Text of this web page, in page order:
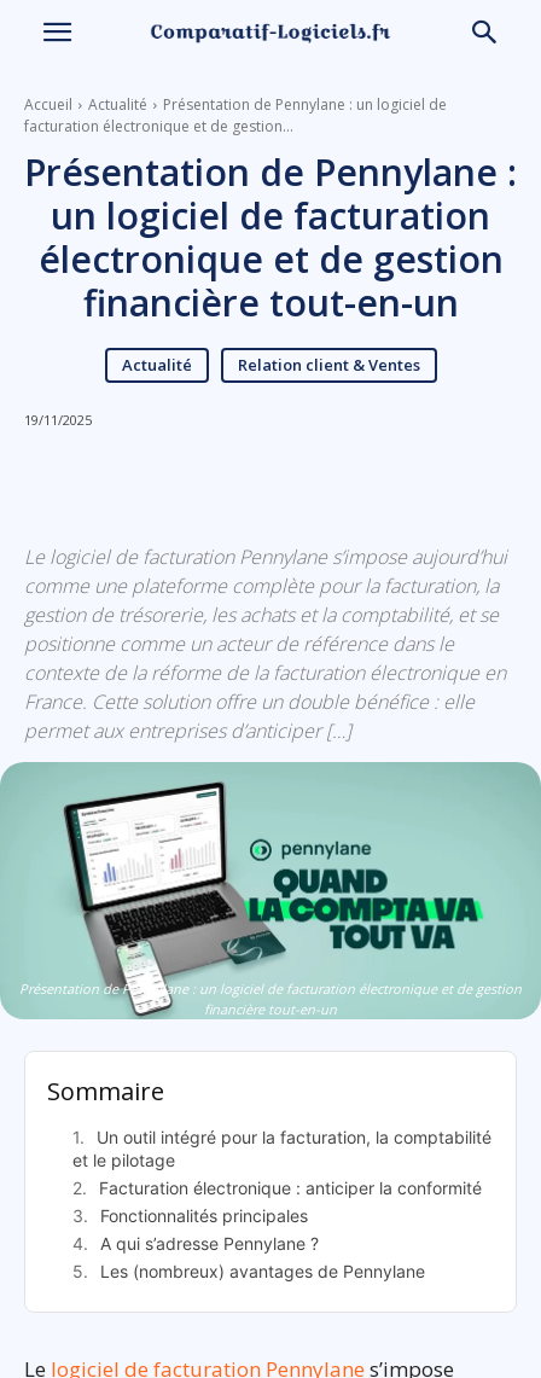
Accueil Actualité
Présentation de Pennylane : un logiciel de
facturation électronique et de gestion...
Présentation de Pennylane :
un logiciel de facturation
électronique et de gestion
financière tout-en-un
Actualité Relation client & Ventes
19/11/2025
Le logiciel de facturation Pennylane s’impose aujourd’hui
comme une plateforme complète pour la facturation, la
gestion de trésorerie, les achats et la comptabilité, et se
positionne comme un acteur de référence dans le
contexte de la réforme de la facturation électronique en
France. Cette solution offre un double bénéfice : elle
permet aux entreprises d’anticiper […]
Présentation de Pennylane : un logiciel de facturation électronique et de gestion
financière tout-en-un
Sommaire
Un outil intégré pour la facturation, la comptabilité
et le pilotage
Facturation électronique : anticiper la conformité
Fonctionnalités principales
A qui s’adresse Pennylane ?
Les (nombreux) avantages de Pennylane
Le logiciel de facturation Pennylanes’impose